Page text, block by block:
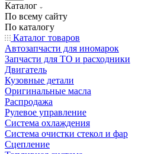
Каталог
По всему сайту
По каталогу
Каталог товаров
Автозапчасти для иномарок
Запчасти для ТО и расходники
Двигатель
Кузовные детали
Оригинальные масла
Распродажа
Рулевое управление
Система охлаждения
Система очистки стекол и фар
Сцепление